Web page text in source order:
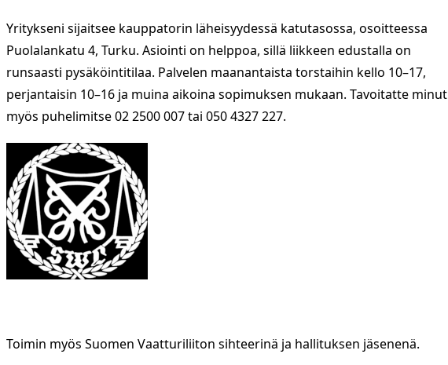
Yritykseni sijaitsee kauppatorin läheisyydessä katutasossa, osoitteessa
Puolalankatu 4, Turku. Asiointi on helppoa, sillä liikkeen edustalla on
runsaasti pysäköintitilaa. Palvelen maanantaista torstaihin kello 10–17,
perjantaisin 10–16 ja muina aikoina sopimuksen mukaan. Tavoitatte minut
myös puhelimitse 02 2500 007 tai 050 4327 227.
Toimin myös Suomen Vaatturiliiton sihteerinä ja hallituksen jäsenenä.